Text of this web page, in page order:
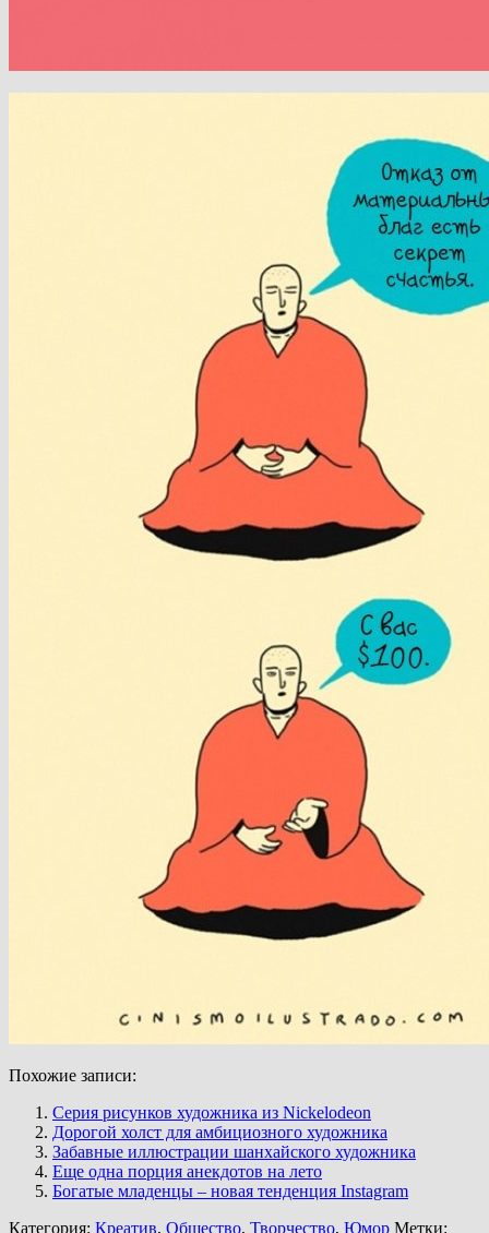
Похожие записи:
Серия рисунков художника из Nickelodeon
Дорогой холст для амбициозного художника
Забавные иллюстрации шанхайского художника
Еще одна порция анекдотов на лето
Богатые младенцы – новая тенденция Instagram
Категория: Креатив, Общество, Творчество, Юмор Метки: